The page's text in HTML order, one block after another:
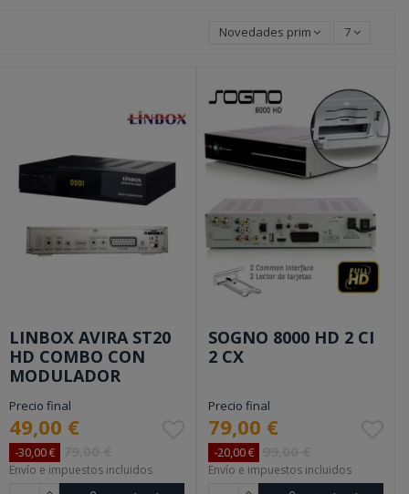
Novedades primero 7
LINBOX AVIRA ST20
HD COMBO CON
MODULADOR
Precio final
49,00 €
-30,00 €
Envío e impuestos incluidos
SOGNO 8000 HD 2 CI
2 CX
Precio final
79,00 €
-20,00 €
Envío e impuestos incluidos